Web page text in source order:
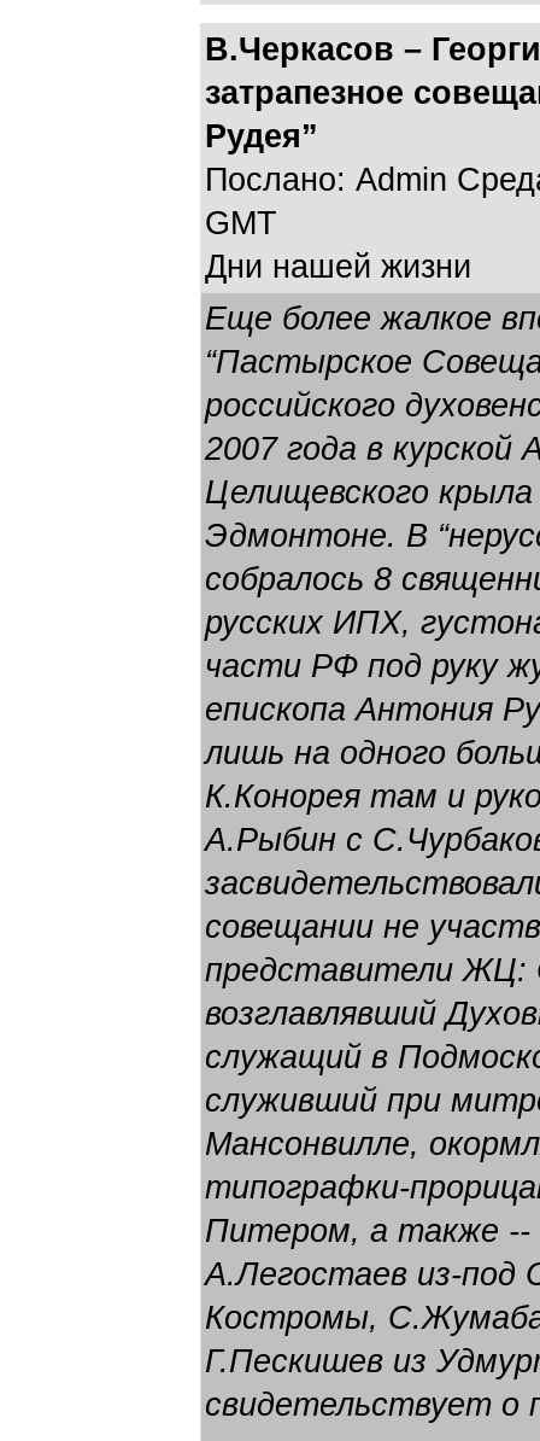
В.Черкасов –
затрапезное
Рудея”
Послано: Admin
GMT
Дни нашей жизни
Еще более жалкое
“Пастырское
российского
2007 года в курской
Целищевского
Эдмонтоне. В
собралось 8
русских ИПХ,
части РФ под руку
епископа Антония
лишь на одного
К.Конорея там и
А.Рыбин с
совещании не
представители ЖЦ:
возглавлявший
служащий в
служивший при
Мансонвилле,
типографки-
Питером, а также --
А.Легостаев из-под
Костромы,
Г.Пескишев из
свидетельствует о